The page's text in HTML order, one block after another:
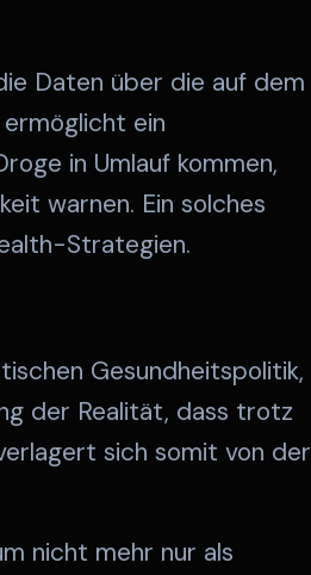
Daten über die auf dem
ein
in Umlauf kommen,
warnen. Ein solches
Strategien.
Gesundheitspolitik,
der Realität, dass trotz
sich somit von der
nicht mehr nur als